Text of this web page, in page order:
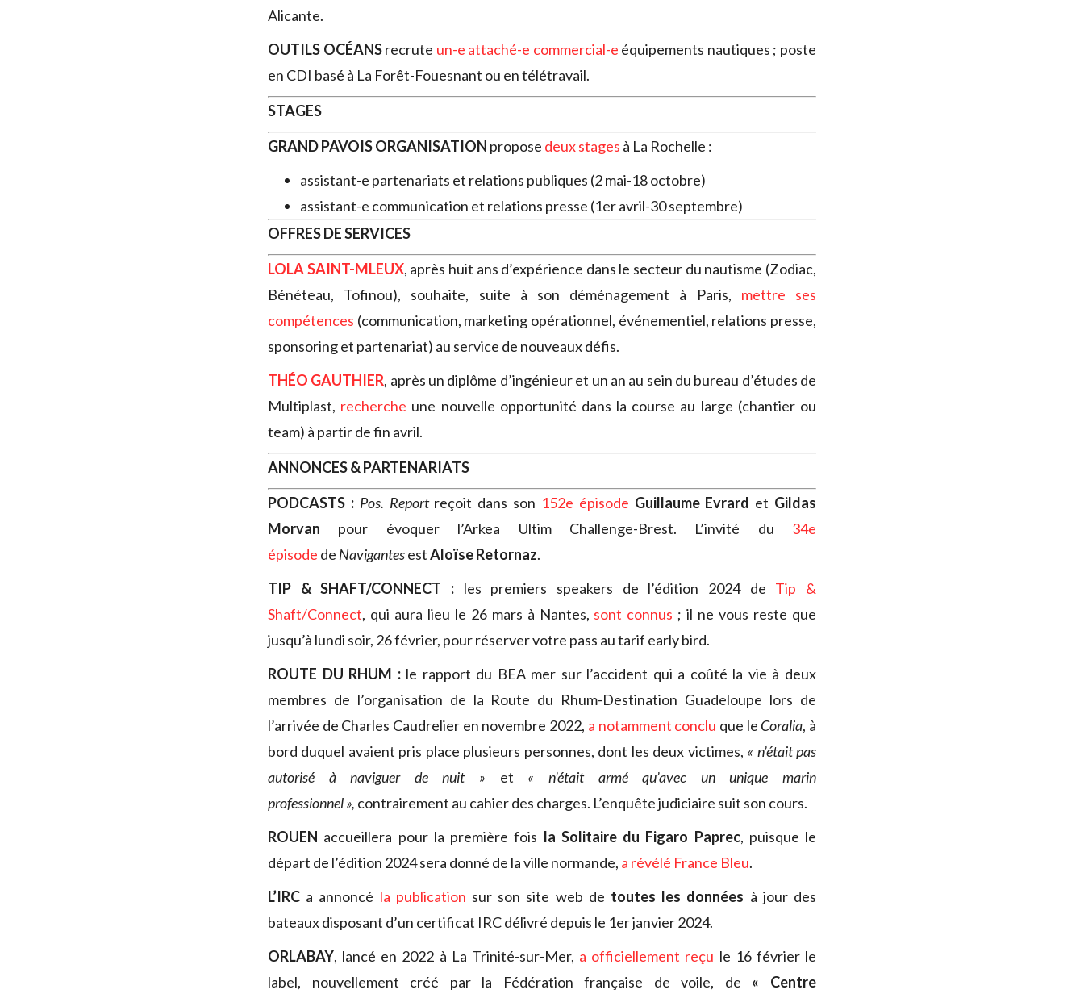
Alicante.
OUTILS OCÉANSrecrute un-e attaché-e commercial-e équipements nautiques ; poste
en CDI basé à La Forêt-Fouesnant ou en télétravail.
STAGES
GRAND PAVOIS ORGANISATION propose deux stages à La Rochelle :
assistant-e partenariats et relations publiques (2 mai-18 octobre)
assistant-e communication et relations presse (1er avril-30 septembre)
OFFRES DE SERVICES
LOLA SAINT-MLEUX, après huit ans d’expérience dans le secteur du nautisme (Zodiac,
Bénéteau, Tofinou), souhaite, suite à son déménagement à Paris, mettre ses
compétences (communication, marketing opérationnel, événementiel, relations presse,
sponsoring et partenariat) au service de nouveaux défis.
THÉO GAUTHIER, après un diplôme d’ingénieur et un an au sein du bureau d’études de
Multiplast, recherche une nouvelle opportunité dans la course au large (chantier ou
team) à partir de fin avril.
ANNONCES & PARTENARIATS
PODCASTS : Pos. Reportreçoit dans son 152e épisode Guillaume Evrard et Gildas
Morvan pour évoquer l’Arkea Ultim Challenge-Brest. L’invité du 34e
épisode de NavigantesestAloïse Retornaz.
TIP & SHAFT/CONNECT : les premiers speakers de l’édition 2024 de Tip &
Shaft/Connect, qui aura lieu le 26 mars à Nantes, sont connus ; il ne vous reste que
jusqu’à lundi soir, 26 février, pour réserver votre pass au tarif early bird.
ROUTE DU RHUM : le rapport du BEA mer sur l’accident qui a coûté la vie à deux
membres de l’organisation de la Route du Rhum-Destination Guadeloupe lors de
l’arrivée de Charles Caudrelier en novembre 2022, a notamment conclu que le Coralia, à
bord duquel avaient pris place plusieurs personnes, dont les deux victimes, « n’était pas
autorisé à naviguer de nuit » et « n’était armé qu’avec un unique marin
professionnel », contrairement au cahier des charges. L’enquête judiciaire suit son cours.
ROUEN accueillera pour la première fois la Solitaire du Figaro Paprec, puisque le
départ de l’édition 2024 sera donné de la ville normande, a révélé France Bleu.
L’IRC a annoncé la publication sur son site web de toutes les données à jour des
bateaux disposant d’un certificat IRC délivré depuis le 1er janvier 2024.
ORLABAY, lancé en 2022 à La Trinité-sur-Mer, a officiellement reçu le 16 février le
label, nouvellement créé par la Fédération française de voile, de « Centre